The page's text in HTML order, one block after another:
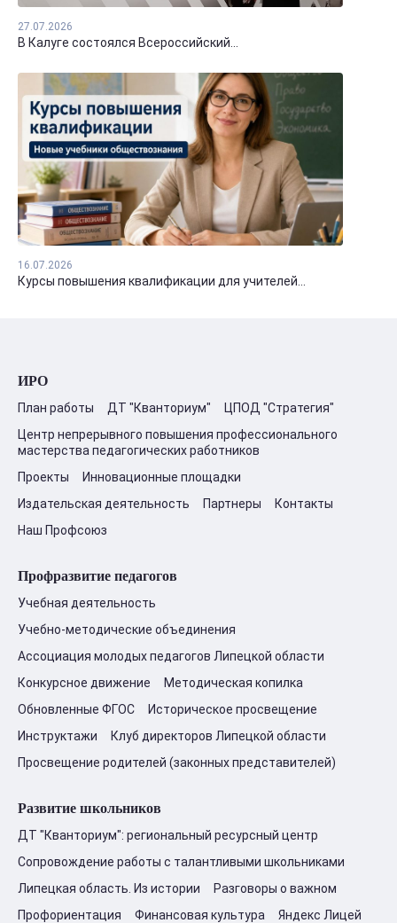
27.07.2026
В Калуге состоялся Всероссийский...
16.07.2026
Курсы повышения квалификации для учителей...
ИРО
План работы ДТ "Кванториум"
ЦПОД "Стратегия"
Центр непрерывного повышения профессионального
мастерства педагогических работников
Проекты
Инновационные площадки
Издательская деятельность
Партнеры
Контакты
Наш Профсоюз
Профразвитие педагогов
Учебная деятельность
Учебно-методические объединения
Ассоциация молодых педагогов Липецкой области
Конкурсное движение
Методическая копилка
Обновленные ФГОС
Историческое просвещение
Инструктажи
Клуб директоров Липецкой области
Просвещение родителей (законных представителей)
Развитие школьников
ДТ "Кванториум": региональный ресурсный центр
Сопровождение работы с талантливыми школьниками
Липецкая область. Из истории
Разговоры о важном
Профориентация
Финансовая культура Яндекс Лицей